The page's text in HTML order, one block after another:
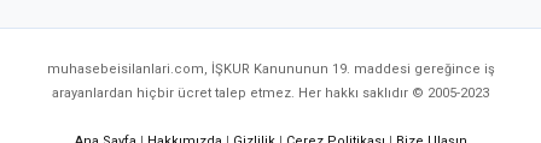
muhasebeisilanlari.com, İŞKUR Kanununun 19. maddesi gereğince iş
arayanlardan hiçbir ücret talep etmez. Her hakkı saklıdır © 2005-2023